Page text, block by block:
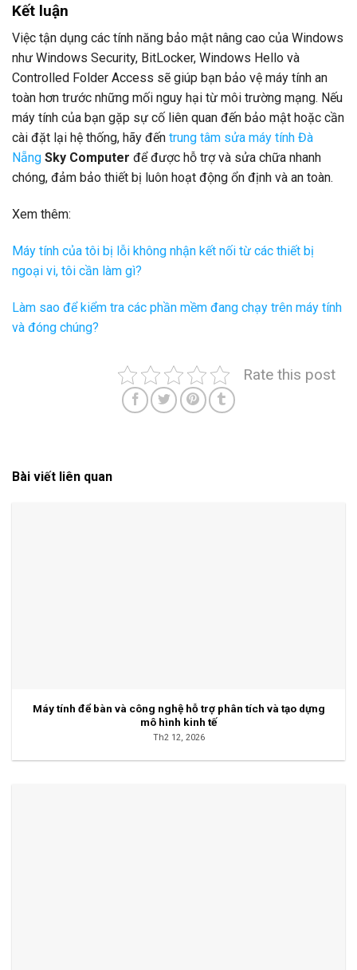
Kết luận
Việc tận dụng các tính năng bảo mật nâng cao của Windows
như Windows Security, BitLocker, Windows Hello và
Controlled Folder Access sẽ giúp bạn bảo vệ máy tính an
toàn hơn trước những mối nguy hại từ môi trường mạng. Nếu
máy tính của bạn gặp sự cố liên quan đến bảo mật hoặc cần
cài đặt lại hệ thống, hãy đến trung tâm sửa máy tính Đà
Nẵng Sky Computer để được hỗ trợ và sửa chữa nhanh
chóng, đảm bảo thiết bị luôn hoạt động ổn định và an toàn.
Xem thêm:
Máy tính của tôi bị lỗi không nhận kết nối từ các thiết bị
ngoại vi, tôi cần làm gì?
Làm sao để kiểm tra các phần mềm đang chạy trên máy tính
và đóng chúng?
Rate this post
Bài viết liên quan
Máy tính để bàn và công nghệ hỗ trợ phân tích và tạo dựng
mô hình kinh tế
Th2 12, 2026